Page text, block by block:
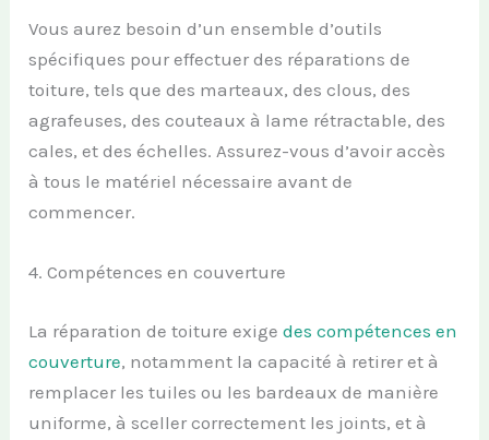
Vous aurez besoin d’un ensemble d’outils
spécifiques pour effectuer des réparations de
toiture, tels que des marteaux, des clous, des
agrafeuses, des couteaux à lame rétractable, des
cales, et des échelles. Assurez-vous d’avoir accès
à tous le matériel nécessaire avant de
commencer.
4. Compétences en couverture
La réparation de toiture exigedes compétences en
couverture, notamment la capacité à retirer et à
remplacer les tuiles ou les bardeaux de manière
uniforme, à sceller correctement les joints, et à